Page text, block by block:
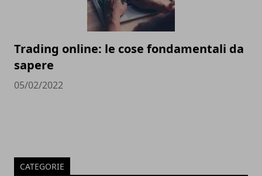
Trading online: le cose fondamentali da
sapere
05/02/2022
CATEGORIE